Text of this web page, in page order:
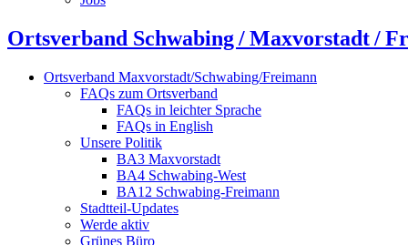
Ortsverband Schwabing / Maxvorstadt ⁠/
Ortsverband Maxvorstadt/Schwabing/Freimann
FAQs zum Ortsverband
FAQs in leichter Sprache
FAQs in English
Unsere Politik
BA3 Maxvorstadt
BA4 Schwabing-West
BA12 Schwabing-Freimann
Stadtteil-Updates
Werde aktiv
Grünes Büro